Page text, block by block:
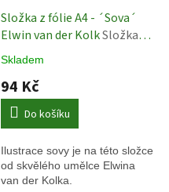
Složka z fólie A4 - ´Sova´
Elwin van der KolkSložka
na papíry
Skladem
94 Kč
Do košíku
Ilustrace sovy je na této složce
od skvělého umělce Elwina
van der Kolka.